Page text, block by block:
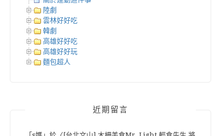
陸劇
雲林好好吃
韓劇
高雄好好吃
高雄好好玩
麵包超人
近期留言